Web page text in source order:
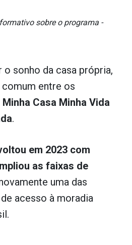
sobre o programa -
sonho da casa própria,
entre os
Minha Casa Minha Vida
.
em 2023 com
as faixas de
uma das
acesso à moradia